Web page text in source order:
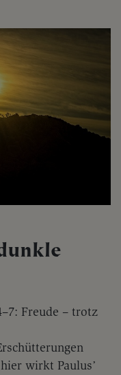
Freude – trotz
wirkt Paulus’